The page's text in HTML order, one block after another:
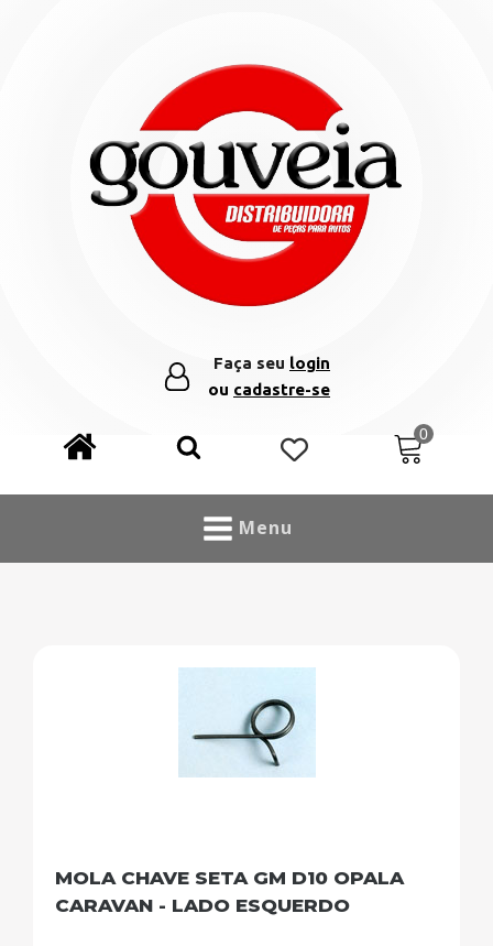
Faça seu login
ou cadastre-se
Menu
MOLA CHAVE SETA GM D10 OPALA
CARAVAN - LADO ESQUERDO